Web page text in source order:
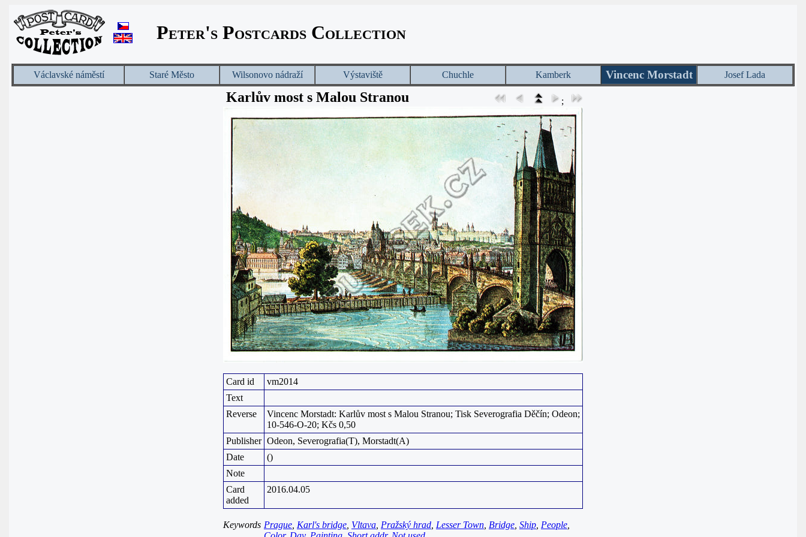
Peter's Postcards Collection
Václavské náměstí Staré Město Wilsonovo nádraží Výstaviště Chuchle Kamberk Vincenc Morstadt Josef Lada
Karlův most s Malou Stranou ;
Card id
vm2014
Text
Reverse
Vincenc Morstadt: Karlův most s Malou Stranou; Tisk Severografia Děčín; Odeon;
10-546-O-20; Kčs 0,50
Publisher Odeon, Severografia(T), Morstadt(A)
Date
()
Note
Card
added
2016.04.05
Keywords Prague Karl's bridge Vltava Pražský hrad Lesser Town Bridge Ship People